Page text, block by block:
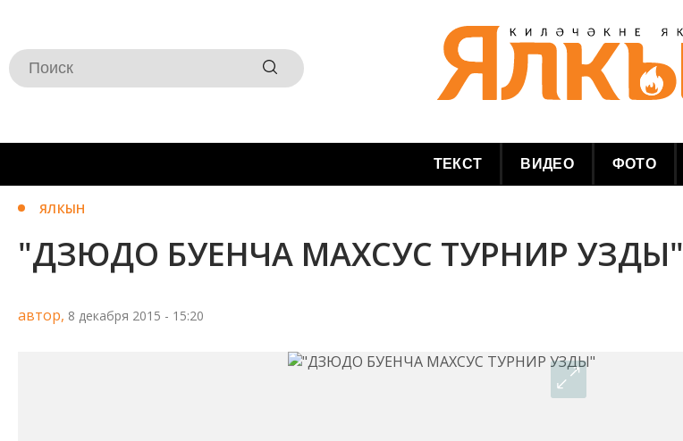
ТЕКСТ ВИДЕО ФОТО
ЯЛКЫН
"ДЗЮДО БУЕНЧА МАХСУС ТУРНИР УЗДЫ"
автор, 8 декабря 2015 - 15:20